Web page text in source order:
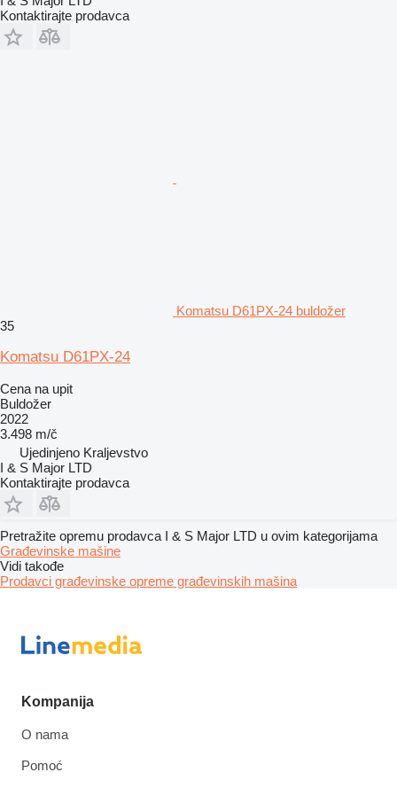
Kontaktirajte prodavca
Komatsu D61PX-24 buldožer
35
Komatsu D61PX-24
Cena na upit
Buldožer
2022
3.498 m/č
Ujedinjeno Kraljevstvo
I & S Major LTD
Kontaktirajte prodavca
Pretražite opremu prodavca I & S Major LTD u ovim kategorijama
Građevinske mašine
Vidi takođe
Prodavci građevinske opreme građevinskih mašina
Kompanija
O nama
Pomoć